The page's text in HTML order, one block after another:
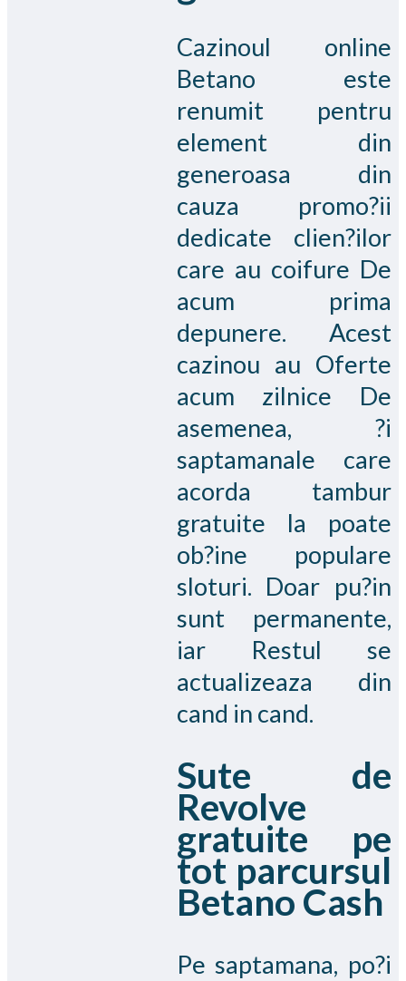
Cazinoul online
Betano este
renumit pentru
element din
generoasa din
cauza promo?ii
dedicate clien?ilor
care au coifure De
acum prima
depunere. Acest
cazinou au Oferte
acum zilnice De
asemenea, ?i
saptamanale care
acorda tambur
gratuite la poate
ob?ine populare
sloturi. Doar pu?in
sunt permanente,
iar Restul se
actualizeaza din
cand in cand.
Sute de
Revolve
gratuite pe
tot parcursul
Betano Cash
Pe saptamana, po?i